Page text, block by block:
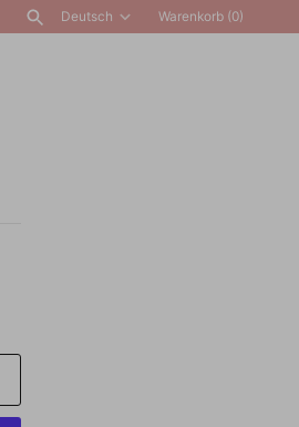
Sprache
Deutsch Warenkorb (0)